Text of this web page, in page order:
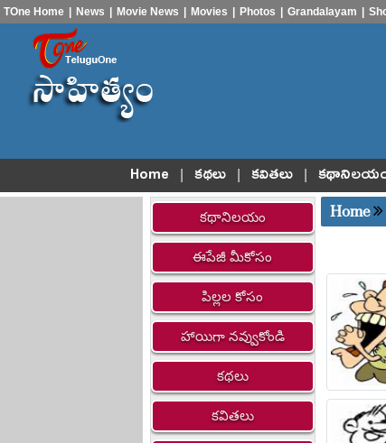
TOne Home News Movie News Movies Photos Grandalayam
Home | కథలు | కవితలు |
కథానిలయం
ఈపేజీ మీకోసం
పిల్లల కోసం
హాయిగా నవ్వుకోండి
కథలు
కవితలు
Home